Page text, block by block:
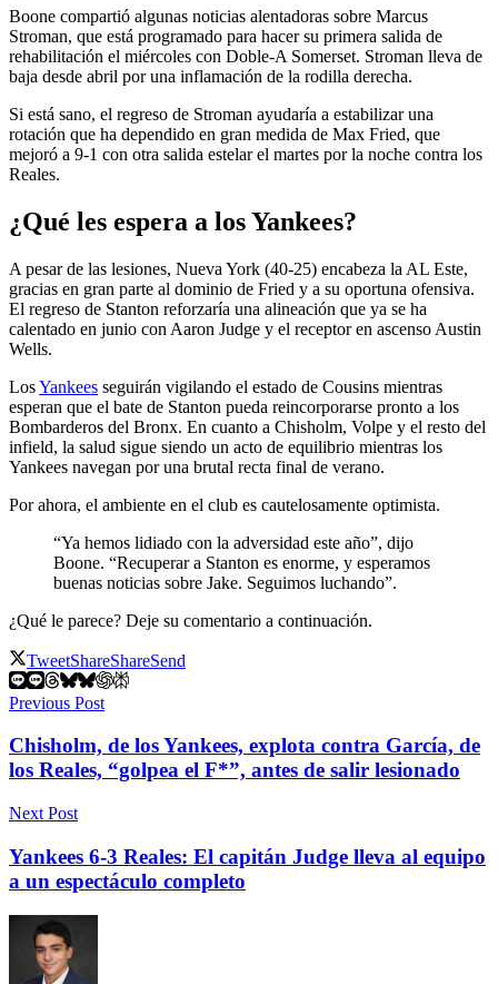
Boone compartió algunas noticias alentadoras sobre Marcus
Stroman, que está programado para hacer su primera salida de
rehabilitación el miércoles con Doble-A Somerset. Stroman lleva de
baja desde abril por una inflamación de la rodilla derecha.
Si está sano, el regreso de Stroman ayudaría a estabilizar una
rotación que ha dependido en gran medida de Max Fried, que
mejoró a 9-1 con otra salida estelar el martes por la noche contra los
Reales.
¿Qué les espera a los Yankees?
A pesar de las lesiones, Nueva York (40-25) encabeza la AL Este,
gracias en gran parte al dominio de Fried y a su oportuna ofensiva.
El regreso de Stanton reforzaría una alineación que ya se ha
calentado en junio con Aaron Judge y el receptor en ascenso Austin
Wells.
LosYankees seguirán vigilando el estado de Cousins mientras
esperan que el bate de Stanton pueda reincorporarse pronto a los
Bombarderos del Bronx. En cuanto a Chisholm, Volpe y el resto del
infield, la salud sigue siendo un acto de equilibrio mientras los
Yankees navegan por una brutal recta final de verano.
Por ahora, el ambiente en el club es cautelosamente optimista.
“Ya hemos lidiado con la adversidad este año”, dijo
Boone. “Recuperar a Stanton es enorme, y esperamos
buenas noticias sobre Jake. Seguimos luchando”.
¿Qué le parece? Deje su comentario a continuación.
TweetShareShareSend
Previous Post
Chisholm, de los Yankees, explota contra García, de
los Reales, “golpea el F*”, antes de salir lesionado
Next Post
Yankees 6-3 Reales: El capitán Judge lleva al equipo
a un espectáculo completo